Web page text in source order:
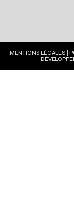
MENTIONS LÉGALES